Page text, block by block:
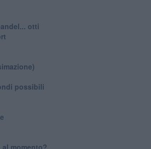
otti
possibili
al momento?